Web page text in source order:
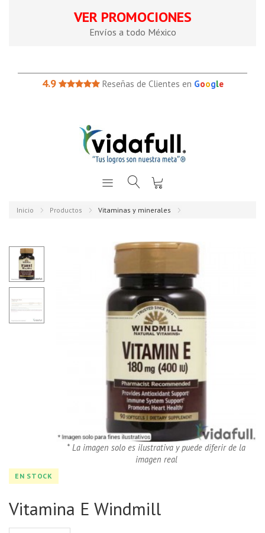
VER PROMOCIONES
Envíos a todo México
4.9 Reseñas de Clientes en Google
Inicio Productos Vitaminas y minerales
* La imagen solo es ilustrativa y puede diferir de la
imagen real
EN STOCK
Vitamina E Windmill